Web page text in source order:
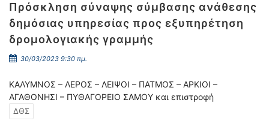
Πρόσκληση σύναψης σύμβασης ανάθεσης
δημόσιας υπηρεσίας προς εξυπηρέτηση
δρομολογιακής γραμμής
30/03/2023 9:30 πμ.
ΚΑΛΥΜΝΟΣ – ΛΕΡΟΣ – ΛΕΙΨΟΙ – ΠΑΤΜΟΣ – ΑΡΚΙΟΙ –
ΑΓΑΘΟΝΗΣΙ – ΠΥΘΑΓΟΡΕΙΟ ΣΑΜΟΥ και επιστροφή
ΔΘΣ